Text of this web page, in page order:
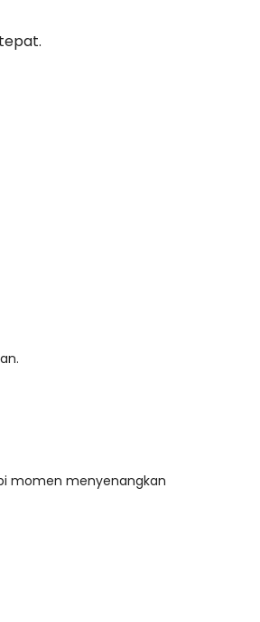
momen menyenangkan